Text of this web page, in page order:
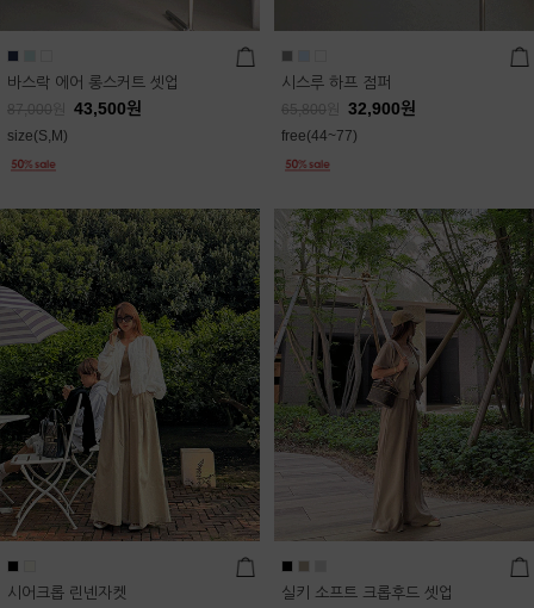
바스락 에어 롱스커트 셋업
87,000 43,500원
size(S,M)
시스루 하프 점퍼
65,800 32,900원
free(44~77)
시어크롭 린넨자켓 실키 소프트 크롭후드 셋업